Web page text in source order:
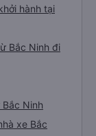
hành tại
Bắc Ninh đi
Ninh
xe Bắc